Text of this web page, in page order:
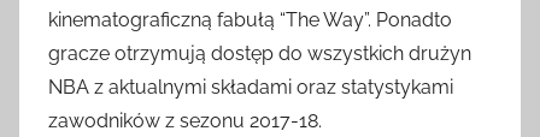
kinematograficzną fabułą “The Way”. Ponadto
gracze otrzymują dostęp do wszystkich drużyn
NBA z aktualnymi składami oraz statystykami
zawodników z sezonu 2017-18.